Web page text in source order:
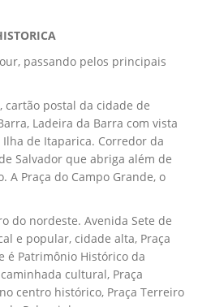
passando pelos principais
cartão postal da cidade de
Ladeira da Barra com vista
de Itaparica. Corredor da
Salvador que abriga além de
A Praça do Campo Grande, o
do nordeste. Avenida Sete de
e popular, cidade alta, Praça
é Patrimônio Histórico da
cultural, Praça
centro histórico, Praça Terreiro